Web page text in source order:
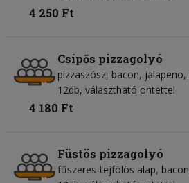
4 250 Ft
Csípős pizzagolyó
pizzaszósz bacon jalapeno
12db, választható öntettel
4 180 Ft
Füstös pizzagolyó
fűszeres-tejfölös alap bacon